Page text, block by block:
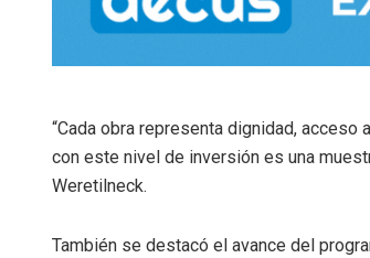
“Cada obra representa dignidad,
con este nivel de inversión es una
Weretilneck.
También se destacó el avance del